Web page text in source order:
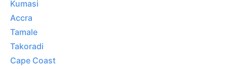
Kumasi
Accra
Tamale
Takoradi
Cape Coast